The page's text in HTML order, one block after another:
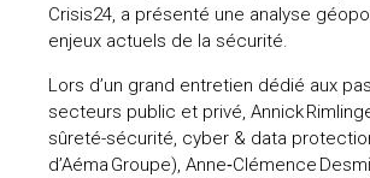
Crisis24, a présenté une analyse
enjeux actuels de la sécurité.
Lors d’un grand entretien dédié aux
secteurs public et privé, Annick
sûreté-sécurité, cyber & data
d’Aéma Groupe), Anne‑Clémence